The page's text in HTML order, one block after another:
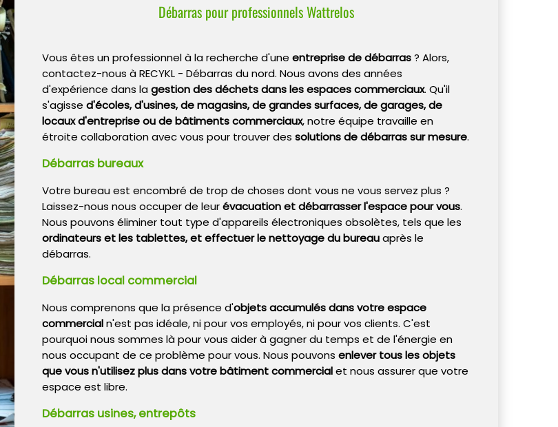
Débarras pour professionnels Wattrelos
Vous êtes un professionnel à la recherche d'une entreprise de débarras? Alors,
contactez-nous à RECYKL - Débarras du nord. Nous avons des années
d'expérience dans lagestion des déchets dans les espaces commerciaux. Qu'il
s'agisse d'écoles, d'usines, de magasins, de grandes surfaces, de garages, de
locaux d'entreprise ou de bâtiments commerciaux, notre équipe travaille en
étroite collaboration avec vous pour trouver des solutions de débarras sur mesure.
Débarras bureaux
Votre bureau est encombré de trop de choses dont vous ne vous servez plus ?
Laissez-nous nous occuper de leurévacuation et débarrasser l'espace pour vous.
Nous pouvons éliminer tout type d'appareils électroniques obsolètes, tels que les
ordinateurs et les tablettes, et effectuer le nettoyage du bureauaprès le
débarras.
Débarras local commercial
Nous comprenons que la présence d'objets accumulés dans votre espace
commercialn'est pas idéale, ni pour vos employés, ni pour vos clients. C'est
pourquoi nous sommes là pour vous aider à gagner du temps et de l'énergie en
nous occupant de ce problème pour vous. Nous pouvons enlever tous les objets
que vous n'utilisez plus dans votre bâtiment commercialet nous assurer que votre
espace est libre.
Débarras usines, entrepôts